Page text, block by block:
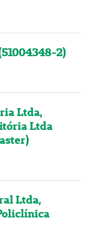
2)
Ltda,
Ltda
Ltda,